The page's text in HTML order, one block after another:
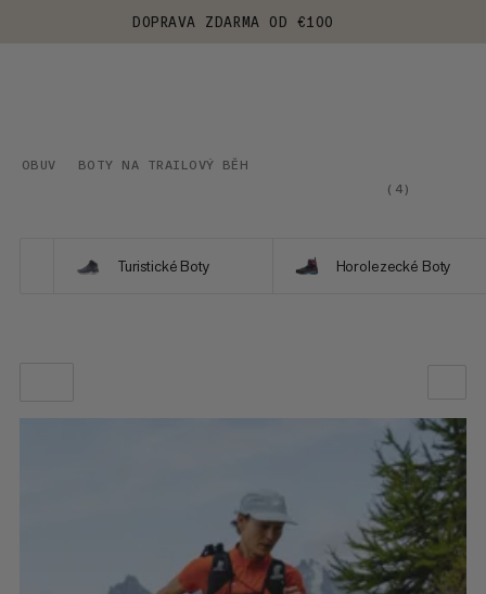
DOPRAVA ZDARMA OD €100
OBUV
BOTY NA TRAILOVÝ BĚH
( 4)
Turistické Boty Horolezecké Boty
CENA OD NEJNIŽŠÍ PO NEJVYŠŠÍ
CENA OD NEJVYŠŠÍ PO NEJNIŽŠÍ
CO JE NOVÉHO